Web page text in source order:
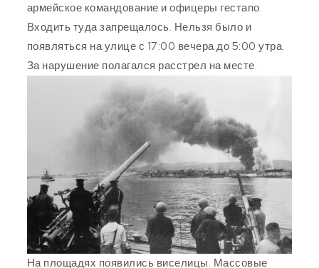
армейское командование и офицеры гестапо.
Входить туда запрещалось. Нельзя было и
появляться на улице с 17:00 вечера до 5:00 утра.
За нарушение полагался расстрел на месте.
На площадях появились виселицы. Массовые